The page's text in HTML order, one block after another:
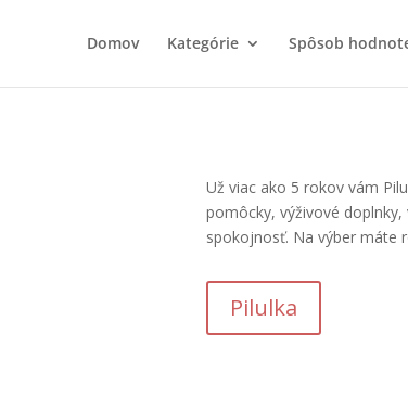
Domov Kategórie Spôsob
Už viac ako 5 rokov vám
pomôcky, výživové
spokojnosť. Na výber máte
Pilulka